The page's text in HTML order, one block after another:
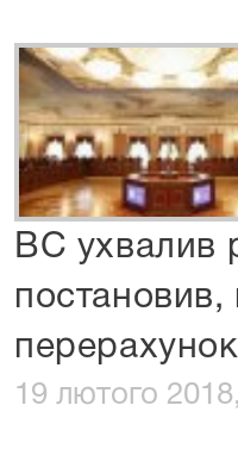
ВС ухвалив
перерахунок
19 лютого